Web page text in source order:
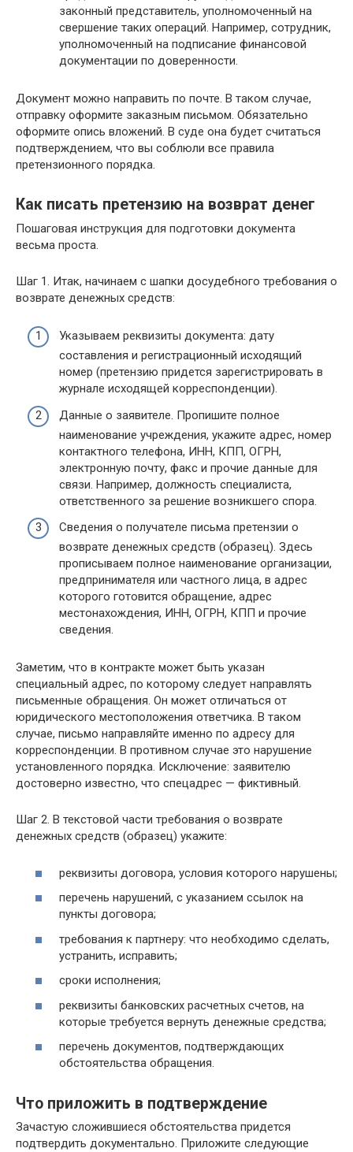
законный представитель, уполномоченный на
свершение таких операций. Например, сотрудник,
уполномоченный на подписание финансовой
документации по доверенности.
Документ можно направить по почте. В таком случае,
отправку оформите заказным письмом. Обязательно
оформите опись вложений. В суде она будет считаться
подтверждением, что вы соблюли все правила
претензионного порядка.
Как писать претензию на возврат денег
Пошаговая инструкция для подготовки документа
весьма проста.
Шаг 1. Итак, начинаем с шапки досудебного требования о
возврате денежных средств:
Указываем реквизиты документа: дату
составления и регистрационный исходящий
номер (претензию придется зарегистрировать в
журнале исходящей корреспонденции).
Данные о заявителе. Пропишите полное
наименование учреждения, укажите адрес, номер
контактного телефона, ИНН, КПП, ОГРН,
электронную почту, факс и прочие данные для
связи. Например, должность специалиста,
ответственного за решение возникшего спора.
Сведения о получателе письма претензии о
возврате денежных средств (образец). Здесь
прописываем полное наименование организации,
предпринимателя или частного лица, в адрес
которого готовится обращение, адрес
местонахождения, ИНН, ОГРН, КПП и прочие
сведения.
Заметим, что в контракте может быть указан
специальный адрес, по которому следует направлять
письменные обращения. Он может отличаться от
юридического местоположения ответчика. В таком
случае, письмо направляйте именно по адресу для
корреспонденции. В противном случае это нарушение
установленного порядка. Исключение: заявителю
достоверно известно, что спецадрес — фиктивный.
Шаг 2. В текстовой части требования о возврате
денежных средств (образец) укажите:
реквизиты договора, условия которого нарушены;
перечень нарушений, с указанием ссылок на
пункты договора;
требования к партнеру: что необходимо сделать,
устранить, исправить;
сроки исполнения;
реквизиты банковских расчетных счетов, на
которые требуется вернуть денежные средства;
перечень документов, подтверждающих
обстоятельства обращения.
Что приложить в подтверждение
Зачастую сложившиеся обстоятельства придется
подтвердить документально. Приложите следующие